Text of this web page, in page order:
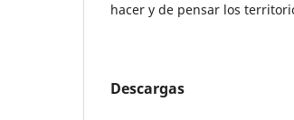
hacer y de pensar los
Descargas